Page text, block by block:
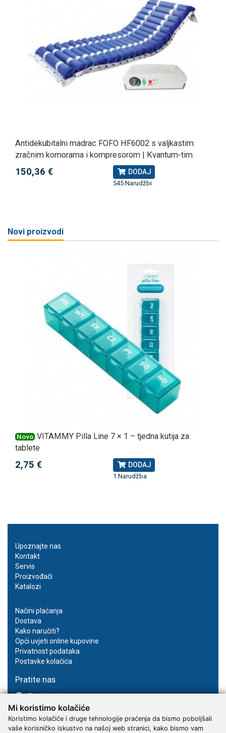
Mi koristimo kolačiće
Koristimo kolačiće i druge tehnologije praćenja da bismo poboljšali
vaše korisničko iskustvo na našoj web stranici, kako bismo vam
Antidekubitalni madrac FOFO HF6002 s valjkastim
zračnim komorama i kompresorom | Kvantum-tim
150,36 € DODAJ
545 Narudžbi
Novi proizvodi
Novo VITAMMY Pilla Line 7 × 1 – tjedna kutija za
tablete
2,75 € DODAJ
1 Narudžba
Upoznajte nas
Kontakt
Servis
Proizvođači
Katalozi
Načini plaćanja
Dostava
Kako naručiti?
Opći uvjeti online kupovine
Privatnost podataka
Postavke kolačića
Pratite nas
Facebook
Instagram
Youtube